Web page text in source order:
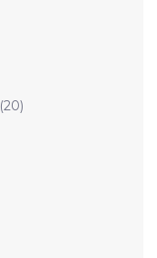
(20)